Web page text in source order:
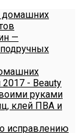
домашних
—
- Beauty
руками
клей ПВА и
исправлению